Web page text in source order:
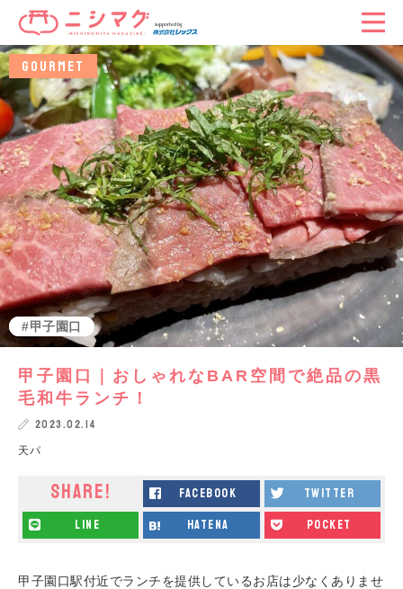
グルメ
甲子園口
GOURMET
甲子園口｜おしゃれなBAR空間で絶品の黒
毛和牛ランチ！
2023.02.14
天パ
SHARE! facebook twitter
line hatena pocket
甲子園口駅付近でランチを提供しているお店は少なくありませ